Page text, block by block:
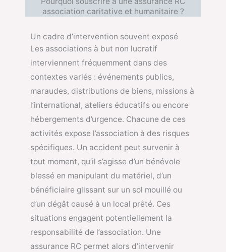
association caritative et humanitaire ?
Un cadre d’intervention souvent exposé
Les associations à but non lucratif
interviennent fréquemment dans des
contextes variés : événements publics,
maraudes, distributions de biens, missions à
l’international, ateliers éducatifs ou encore
hébergements d’urgence. Chacune de ces
activités expose l’association à des risques
spécifiques. Un accident peut survenir à
tout moment, qu’il s’agisse d’un bénévole
blessé en manipulant du matériel, d’un
bénéficiaire glissant sur un sol mouillé ou
d’un dégât causé à un local prêté. Ces
situations engagent potentiellement la
responsabilité de l’association. Une
assurance RC permet alors d’intervenir